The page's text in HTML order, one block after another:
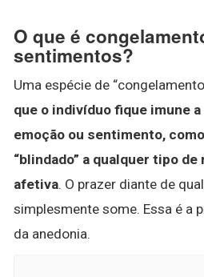
O que é
sentimentos?
Uma espécie de
que o indivíduo fique imune
emoção ou sentimento,
“blindado” a qualquer tipo
afetiva. O prazer diante de
simplesmente some. Essa é a
da anedonia.